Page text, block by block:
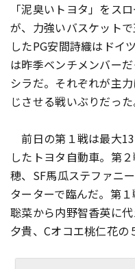
「泥臭いトヨタ」をス
が、力強いバスケット
したPG安間詩織はドイ
は昨季ベンチメンバー
シラだ。それぞれが主
じさせる戦いぶりだった
前日の第１戦は最大
したトヨタ自動車。第
穂、SF馬瓜ステファニ
ターターで臨んだ。第
聡菜から内野智香英に
夕貴、Cオコエ桃仁花の